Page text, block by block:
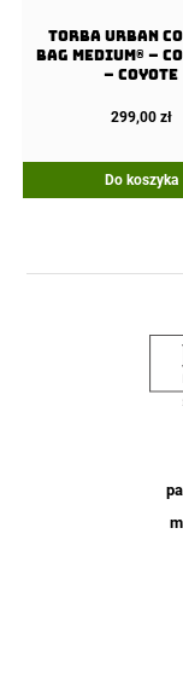
Torba URBAN
BAG Medium® –
– Coyote
299,00 zł
Do koszyka